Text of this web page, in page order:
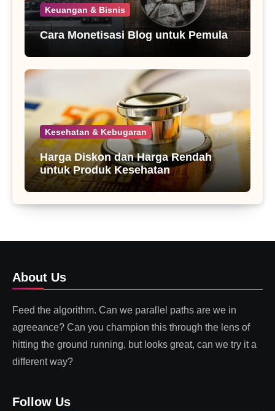
Keuangan & Bisnis
Cara Monetisasi Blog untuk Pemula
Kesehatan & Kebugaran
Harga Diskon dan Harga Rendah
untuk Produk Kesehatan
About Us
Feed the algorithm. Can we parallel paths are we in
agreeance? Can you champion this through the lens of
hitting the ground running, but looks great, can we try it a
different way?
Follow Us